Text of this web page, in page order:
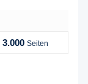
3.000 Seiten